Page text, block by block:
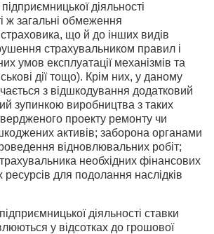
діяльності
ж загальні обмеження
страховика, що й до інших видів
страхувальником правил і
умов експлуатації механізмів та
дії тощо). Крім них, у даному
з відшкодування додатковий
зупинкою виробництва з таких
проекту ремонту чи
активів; заборона органами
відновлювальних робіт;
необхідних фінансових
для подолання наслідків
діяльності ставки
у відсотках до грошової